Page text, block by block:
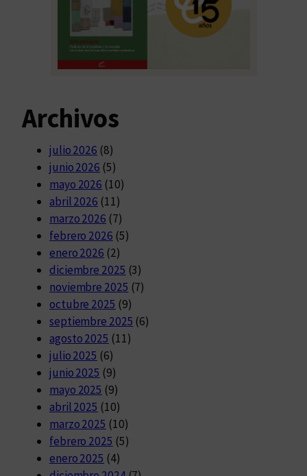
Archivos
julio 2026 (8)
junio 2026 (5)
mayo 2026 (10)
abril 2026 (11)
marzo 2026 (7)
febrero 2026 (5)
enero 2026 (2)
diciembre 2025 (3)
noviembre 2025 (7)
octubre 2025 (9)
septiembre 2025 (6)
agosto 2025 (11)
julio 2025 (6)
junio 2025 (9)
mayo 2025 (9)
abril 2025 (10)
marzo 2025 (10)
febrero 2025 (5)
enero 2025 (4)